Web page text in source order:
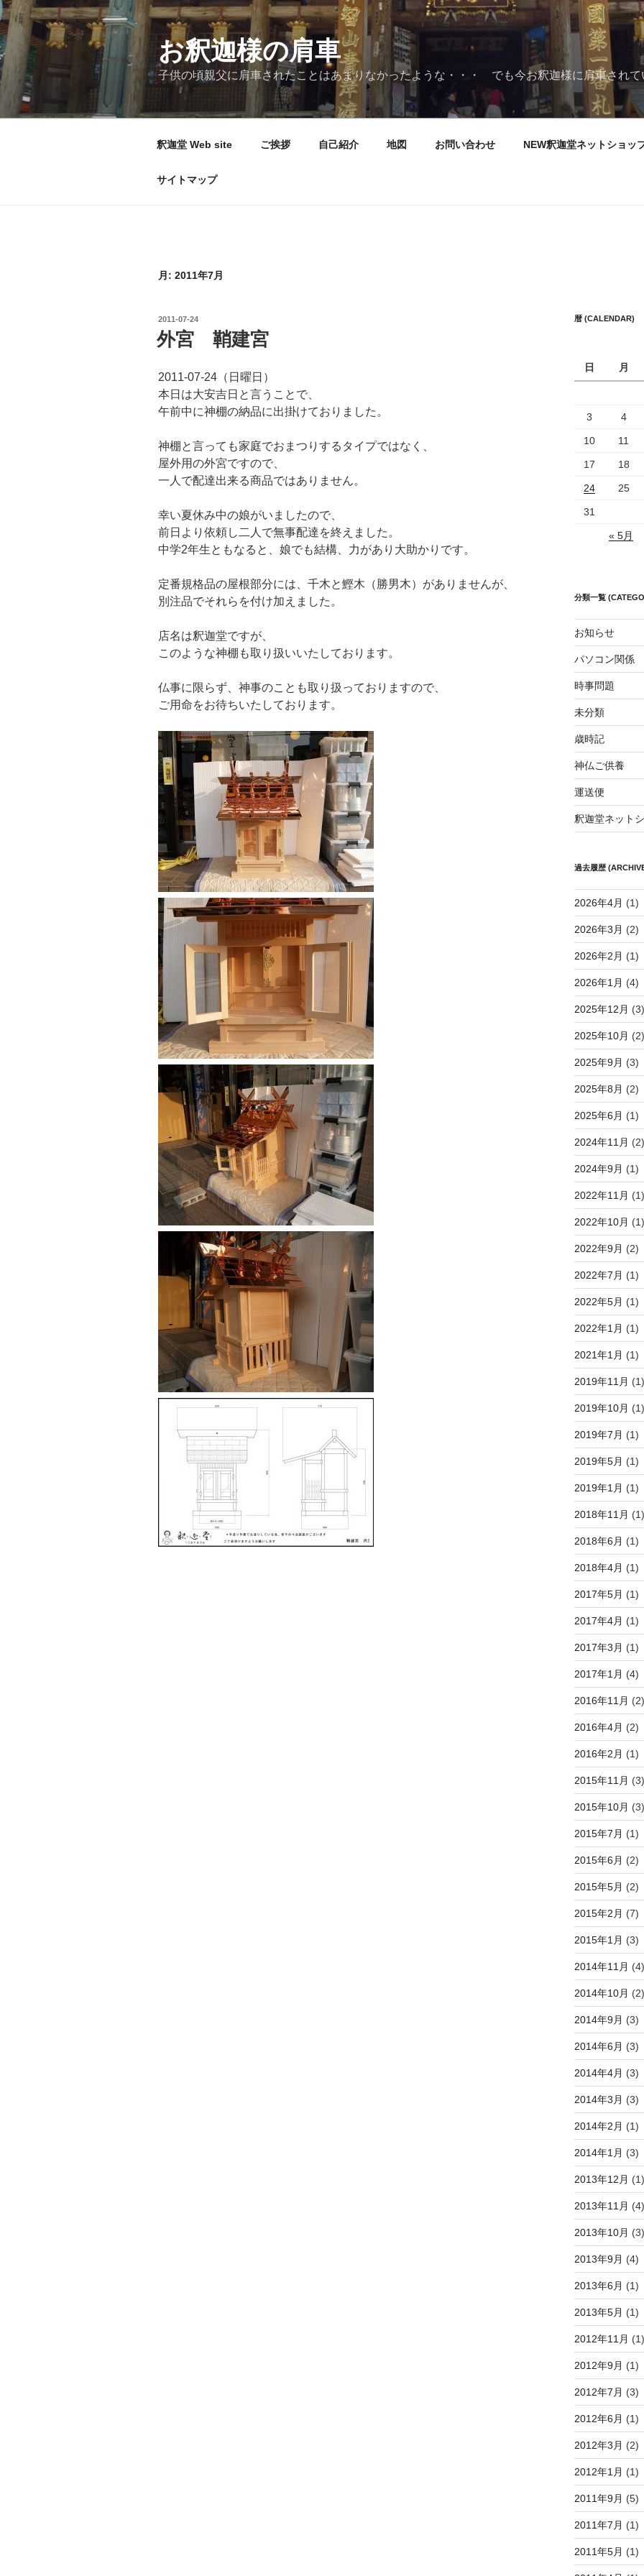
コ
ン
テ
ン
ツ
お釈迦様の肩車
子供の頃親父に肩車されたことはあまりなかったような・・・ でも今お釈迦様に肩車されて
釈迦堂 Web site ご挨拶 自己紹介 地図 お問い合わせ NEW釈迦堂ネットショッ
サイトマップ
月: 2011年7月
投
稿
日:
2011-07-24
外宮 鞘建宮
2011-07-24（日曜日）
本日は大安吉日と言うことで、
午前中に神棚の納品に出掛けておりました。
神棚と言っても家庭でおまつりするタイプではなく、
屋外用の外宮ですので、
一人で配達出来る商品ではありません。
幸い夏休み中の娘がいましたので、
前日より依頼し二人で無事配達を終えました。
中学2年生ともなると、娘でも結構、力があり大助かりです。
定番規格品の屋根部分には、千木と鰹木（勝男木）がありませんが、
別注品でそれらを付け加えました。
店名は釈迦堂ですが、
このような神棚も取り扱いいたしております。
仏事に限らず、神事のことも取り扱っておりますので、
ご用命をお待ちいたしております。
暦 (CALENDAR)
日
月
3 4
10 11
17 18
24 25
31
« 5月
分類一覧
お知らせ
パソコン関係
時事問題
未分類
歳時記
神仏ご供養
運送便
釈迦堂ネット
過去履歴
2026年4月 (1)
2026年3月 (2)
2026年2月 (1)
2026年1月 (4)
2025年12月 (3)
2025年10月 (2)
2025年9月 (3)
2025年8月 (2)
2025年6月 (1)
2024年11月 (2)
2024年9月 (1)
2022年11月 (1)
2022年10月 (1)
2022年9月 (2)
2022年7月 (1)
2022年5月 (1)
2022年1月 (1)
2021年1月 (1)
2019年11月 (1)
2019年10月 (1)
2019年7月 (1)
2019年5月 (1)
2019年1月 (1)
2018年11月 (1)
2018年6月 (1)
2018年4月 (1)
2017年5月 (1)
2017年4月 (1)
2017年3月 (1)
2017年1月 (4)
2016年11月 (2)
2016年4月 (2)
2016年2月 (1)
2015年11月 (3)
2015年10月 (3)
2015年7月 (1)
2015年6月 (2)
2015年5月 (2)
2015年2月 (7)
2015年1月 (3)
2014年11月 (4)
2014年10月 (2)
2014年9月 (3)
2014年6月 (3)
2014年4月 (3)
2014年3月 (3)
2014年2月 (1)
2014年1月 (3)
2013年12月 (1)
2013年11月 (4)
2013年10月 (3)
2013年9月 (4)
2013年6月 (1)
2013年5月 (1)
2012年11月 (1)
2012年9月 (1)
2012年7月 (3)
2012年6月 (1)
2012年3月 (2)
2012年1月 (1)
2011年9月 (5)
2011年7月 (1)
2011年5月 (1)